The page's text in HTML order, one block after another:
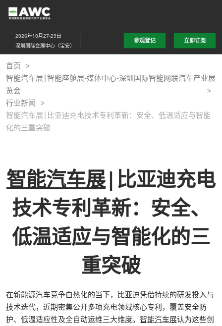
直
接
跳
至
内
容
2026年10月27-29日
深圳国际会展中心（宝安）
参观登记 立即订阅
首页
智能汽车展|智能座舱展-媒体中心-深圳国际智能网联汽车产业展
览会
行业新闻
智能汽车展|比亚迪充电技术专利革新：安全、低温适应与智能
化的三重突破
智能汽车展|比亚迪充电
技术专利革新：安全、
低温适应与智能化的三
重突破
在新能源汽车竞争白热化的当下，比亚迪凭借持续的研发投入与
技术迭代，近期密集公开多项充电领域核心专利，覆盖安全防
护、低温适应性及全自动运维三大维度。 智能汽车展认为这些创